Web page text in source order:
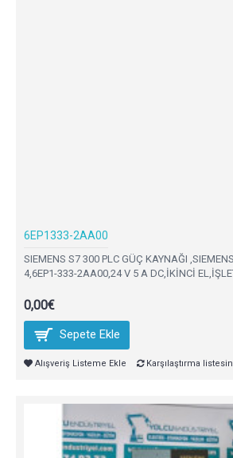
6EP1333-2AA00
SIEMENS S7 300 PLC GÜÇ KAYNAĞI
4,6EP1-333-2AA00,24 V 5 A DC,İKİNCİ
0,00€
Sepete Ekle
Alışveriş Listeme Ekle Karşılaştırma